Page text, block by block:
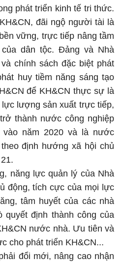
phát triển kinh tế tri thức.
đãi ngộ người tài là
vững, trực tiếp nâng tầm
dân tộc. Đảng và Nhà
chính sách đặc biệt phát
huy tiềm năng sáng tạo
để KH&CN thực sự là
lượng sản xuất trực tiếp,
thành nước công nghiệp
năm 2020 và là nước
định hướng xã hội chủ
năng lực quản lý của Nhà
động, tích cực của mọi lực
tâm huyết của các nhà
quyết định thành công của
nước nhà. Ưu tiên và
cho phát triển KH&CN...
đổi mới, nâng cao nhận